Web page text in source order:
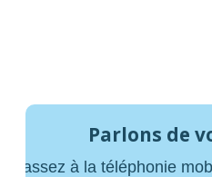
Parlons de
Passez à la téléphonie